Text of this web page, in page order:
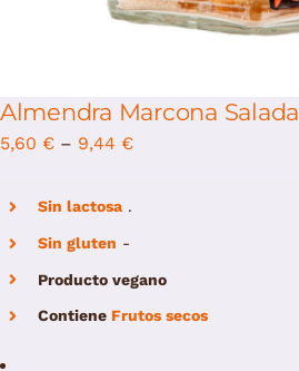
Almendra Marcona Salada
5,60 € – 9,44 €
Sin lactosa.
Sin gluten -
Producto vegano
Contiene Frutos secos